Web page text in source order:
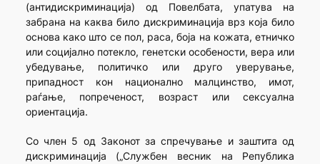
(антидискриминација) од Повелбата, упатува на
забрана на каква било дискриминација врз која било
основа како што се пол, раса, боја на кожата, етничко
или социјално потекло, генетски особености, вера или
убедување, политичко или друго уверување,
припадност кон национално малцинство, имот,
раѓање, попреченост, возраст или сексуална
ориентација.
Со член 5 од Законот за спречување и заштита од
дискриминација („Службен весник на Република